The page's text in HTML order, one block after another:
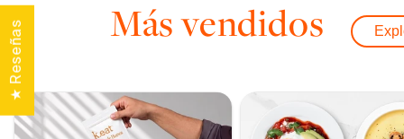
Más vendidos
★ Reseñas